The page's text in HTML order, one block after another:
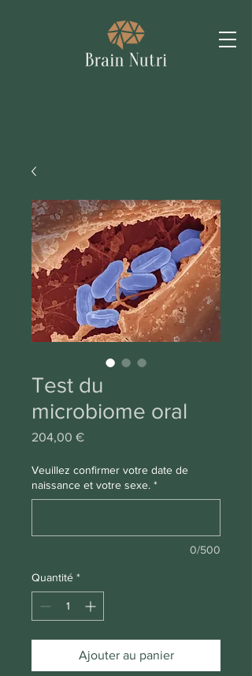
Test du
microbiome oral
204,00 €Prix
Veuillez confirmer votre date de
naissance et votre sexe. *
0/500
Quantité *
Ajouter au panier